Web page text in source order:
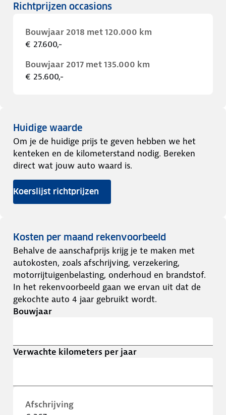
Richtprijzen occasions
Bouwjaar 2018 met 120.000 km
€ 27.600,-
Bouwjaar 2017 met 135.000 km
€ 25.600,-
Huidige waarde
Om je de huidige prijs te geven hebben we het
kenteken en de kilometerstand nodig. Bereken
direct wat jouw auto waard is.
Koerslijst richtprijzen
Kosten per maand rekenvoorbeeld
Behalve de aanschafprijs krijg je te maken met
autokosten, zoals afschrijving, verzekering,
motorrijtuigenbelasting, onderhoud en brandstof.
In het rekenvoorbeeld gaan we ervan uit dat de
gekochte auto 4 jaar gebruikt wordt.
Bouwjaar
Verwachte kilometers per jaar
Afschrijving